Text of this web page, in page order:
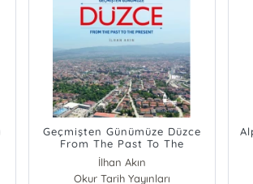
Geçmişten Günümüze Düzce
From The Past To The
Present
İlhan Akın
Okur Tarih Yayınları